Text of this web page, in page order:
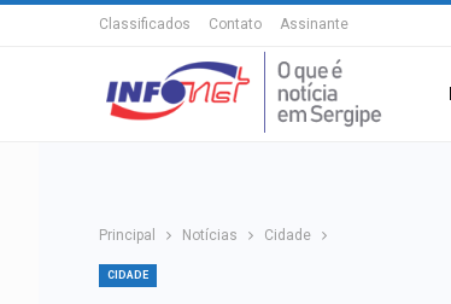
Classificados Contato Assinante
Principal Notícias Cidade
CIDADE